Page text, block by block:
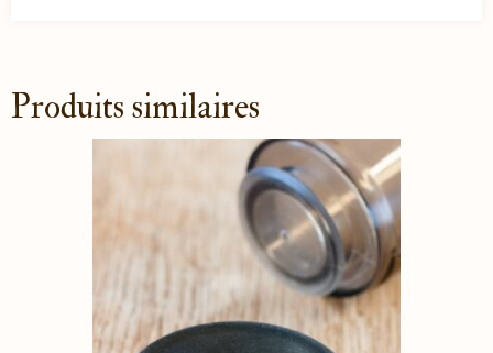
Produits similaires